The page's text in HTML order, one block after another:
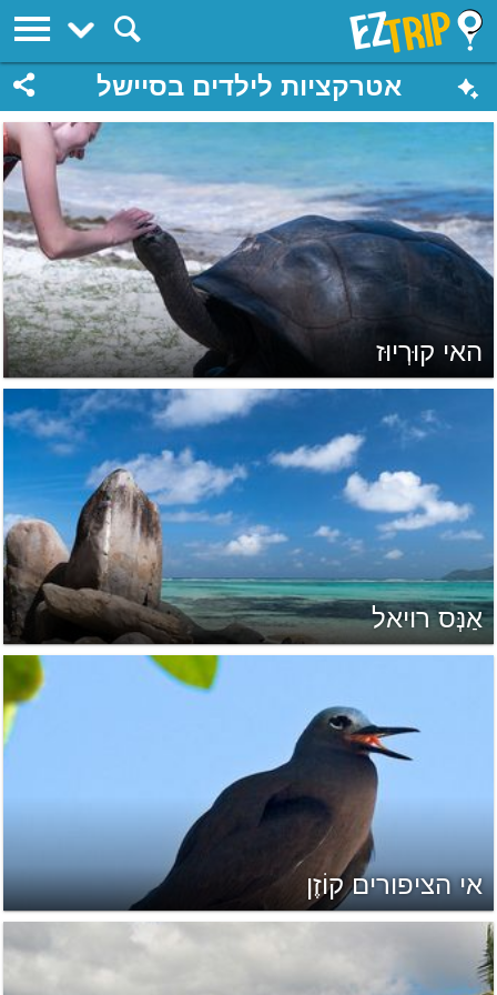
EZTrip
אטרקציות לילדים בסיישל
האי קוּרְיוּז
אַנְּס רויאל
אי הציפורים קוֹזֶן